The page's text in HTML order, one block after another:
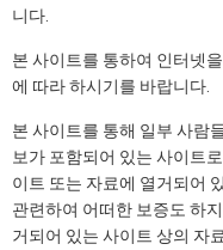
니다.
본 사이트를 통하여 인터넷
에 따라 하시기를 바랍니다.
본 사이트를 통해 일부 사람
보가 포함되어 있는 사이트
이트 또는 자료에 열거되어
관련하여 어떠한 보증도 하
거되어 있는 사이트 상의 자